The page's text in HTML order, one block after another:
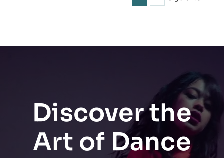
Discover the
Art of Dance